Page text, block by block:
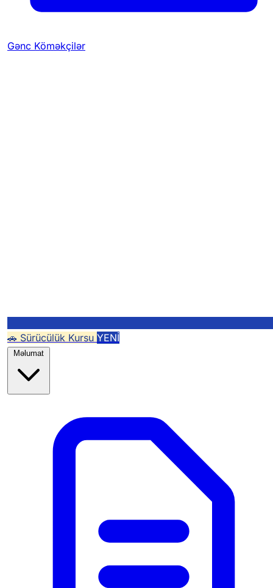
Gənc Köməkçilər
🚗 Sürücülük Kursu YENİ
Məlumat